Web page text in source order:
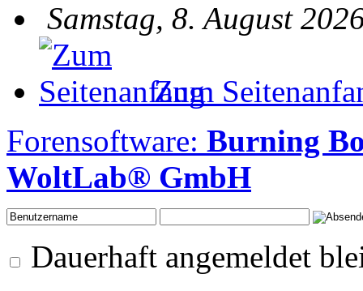
Samstag, 8. August
Zum
Forensoftware: Burning
WoltLab® GmbH
Dauerhaft angemeldet